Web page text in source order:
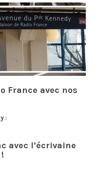
France avec nos
:
avec l’écrivaine